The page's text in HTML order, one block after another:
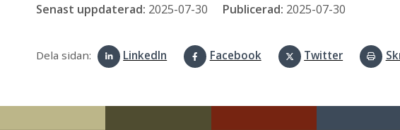
Senast uppdaterad: 2025-07-30 Publicerad: 2025-07-30
Dela sidan: LinkedIn Facebook Twitter